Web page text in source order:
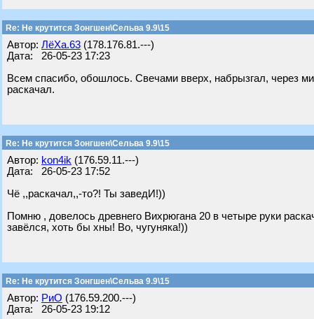
Re: Не крутится Зонгшен\Сельва 9.9\15
Автор: ЛёХа.63 (178.176.81.---)
Дата: 26-05-23 17:23
Всем спасибо, обошлось. Свечами вверх, набрызгал, через
раскачал.
Re: Не крутится Зонгшен\Сельва 9.9\15
Автор: kon4ik (176.59.11.---)
Дата: 26-05-23 17:52
Чё ,,раскачал,,-то?! Ты заведИ!))
Помню , довелось древнего Вихрюгана 20 в четыре руки
завёлся, хоть бы хны! Во, чугуняка!))
Re: Не крутится Зонгшен\Сельва 9.9\15
Автор: РиО (176.59.200.---)
Дата: 26-05-23 19:12